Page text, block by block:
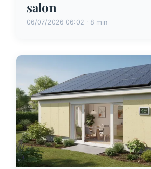
salon
06/07/2026 06:02 · 8 min